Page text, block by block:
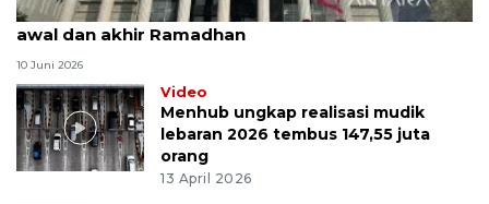
MK uji materi UU Peradilan Agama perihal isbat
awal dan akhir Ramadhan
10 Juni 2026
Video
Menhub ungkap realisasi mudik
lebaran 2026 tembus 147,55 juta
orang
13 April 2026